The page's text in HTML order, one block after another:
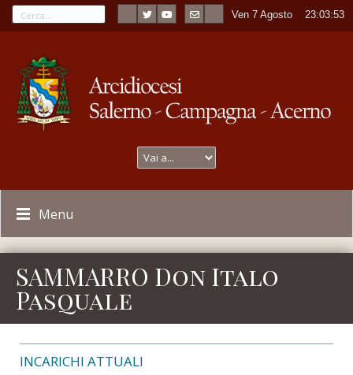
Ven 7 Agosto ----23:03:53
Menu
SAMMARRO Don Italo
Pasquale
INCARICHI ATTUALI